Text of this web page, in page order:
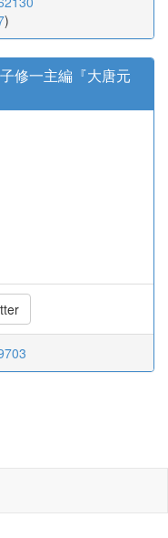
)
修一主編『大唐元